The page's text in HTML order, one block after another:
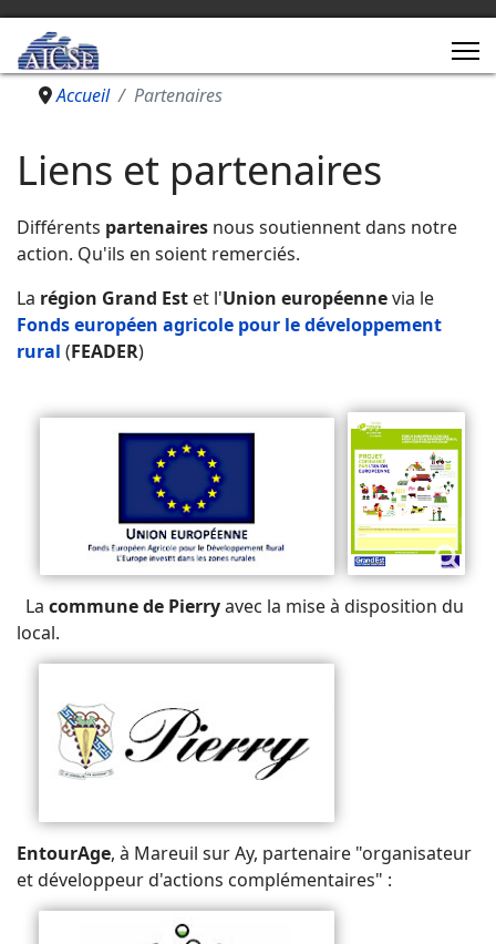
Accueil Partenaires
Liens et partenaires
Différents partenaires nous soutiennent dans notre
action. Qu'ils en soient remerciés.
La région Grand Est et l'Union européennevia le
Fonds européen agricole pour le développement
rural (FEADER)
La commune de Pierryavec la mise à disposition du
local.
EntourAge, à Mareuil sur Ay, partenaire "organisateur
et développeur d'actions complémentaires" :